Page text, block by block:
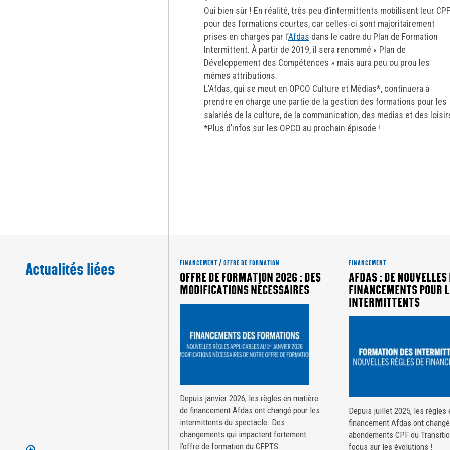
Oui bien sûr ! En réalité, très peu d’intermittents mobilisent leur CPF
pour des formations courtes, car celles-ci sont majoritairement
prises en charges par l’Afdas dans le cadre du Plan de Formation
Intermittent. À partir de 2019, il sera renommé « Plan de
Développement des Compétences » mais aura peu ou prou les
mêmes attributions.
L’Afdas, qui se meut en OPCO Culture et Médias*, continuera à
prendre en charge une partie de la gestion des formations pour les
salariés de la culture, de la communication, des medias et des
*Plus d’infos sur les OPCO au prochain épisode !
Actualités liées FINANCEMENT / OFFRE DE FORMATION
OFFRE DE FORMATION 2026 : DES
MODIFICATIONS NÉCESSAIRES
Depuis janvier 2026, les règles en matière
de financement Afdas ont changé pour les
intermittents du spectacle. Des
changements qui impactent fortement
l’offre de formation du CFPTS
FINANCEMENT
AFDAS : DE NOUVELLES
FINANCEMENTS POUR
INTERMITTENTS
Depuis juillet 2025, les règles
financement Afdas ont
abondements CPF ou
focus sur les évolutions !